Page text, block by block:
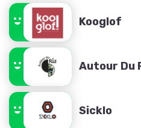
Kooglof
Autour Du
Sicklo